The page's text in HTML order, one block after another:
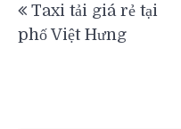
hướng
Taxi tải giá rẻ tại
phố Việt Hưng